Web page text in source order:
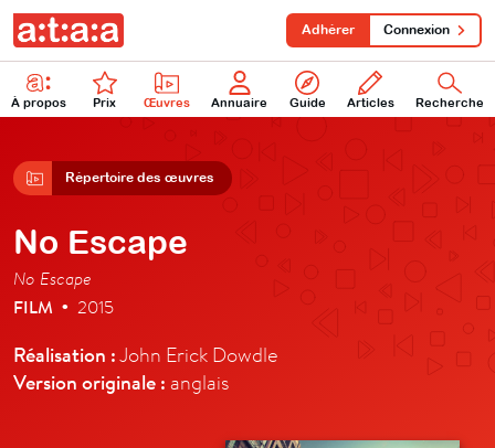
À propos Prix Œuvres Annuaire Guide Articles Recherche
Adhérer Connexion
Répertoire des œuvres
No Escape
No Escape
FILM • 2015
Réalisation :John Erick Dowdle
Version originale : anglais